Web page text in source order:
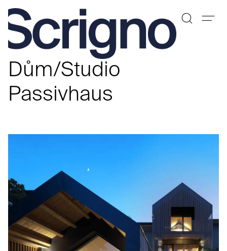
Přeskočit
obsahDům/Studio
Passivhaus